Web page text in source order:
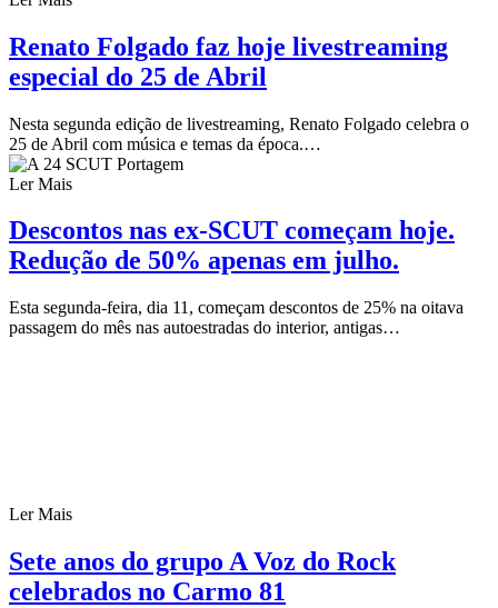
Renato Folgado faz hoje livestreaming
especial do 25 de Abril
Nesta segunda edição de livestreaming, Renato Folgado celebra o
25 de Abril com música e temas da época.…
Ler Mais
Descontos nas ex-SCUT começam hoje.
Redução de 50% apenas em julho.
Esta segunda-feira, dia 11, começam descontos de 25% na oitava
passagem do mês nas autoestradas do interior, antigas…
Ler Mais
Sete anos do grupo A Voz do Rock
celebrados no Carmo 81